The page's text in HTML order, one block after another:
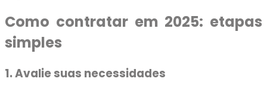
Como contratar em 2025: etapas
simples
1. Avalie suas necessidades